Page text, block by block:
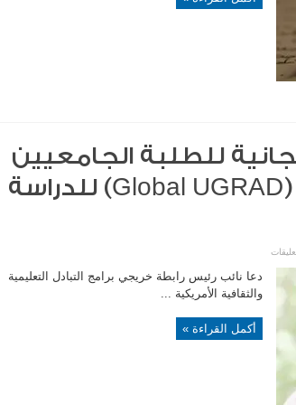
مغلقة
للطلبة الجامعيين
في الكويت عبر برنامج (Global UGRAD) للدراسة
كاظم:
منحة
مجانية
للطلبة
في
الكويت
عبر
دعا نائب رئيس رابطة خريجي برامج التبادل التعليمية
والثقافية الأمريكية ...
أكمل القراءة »